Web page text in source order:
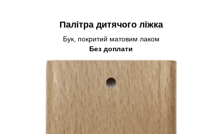
Палітра дитячого ліжка
Бук, покритий матовим лаком
Без доплати